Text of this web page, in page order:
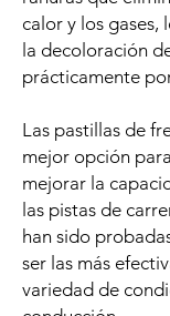
calor y los gases,
la decoloración
prácticamente
Las pastillas de
mejor opción
mejorar la
las pistas de
han sido
ser las más
variedad de